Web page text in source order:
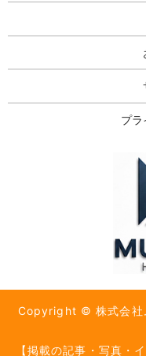
プラ
Copyright © 株式会社
【掲載の記事・写真・